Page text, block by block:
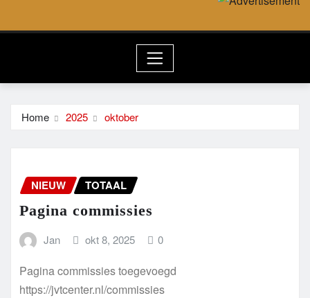
Home 2025 oktober
NIEUW TOTAAL
Pagina commissies
Jan okt 8, 2025 0
Pagina commissies toegevoegd
https://jvtcenter.nl/commissies